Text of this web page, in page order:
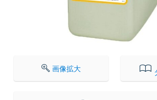
画像拡大